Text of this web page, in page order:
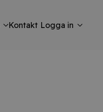
Kontakt Logga in